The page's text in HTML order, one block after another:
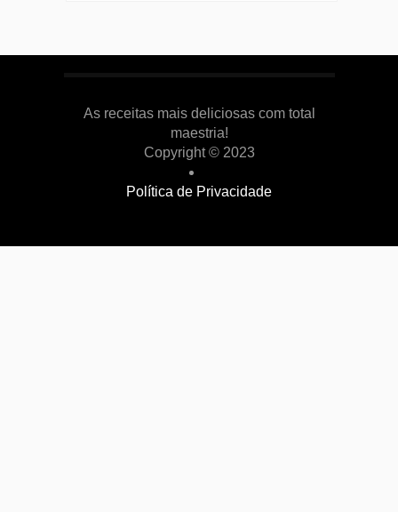
As receitas mais deliciosas com total
maestria!
Copyright © 2023
Política de Privacidade